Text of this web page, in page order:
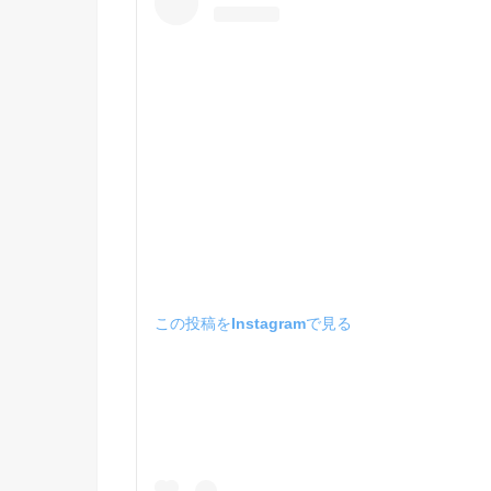
この投稿をInstagramで見る